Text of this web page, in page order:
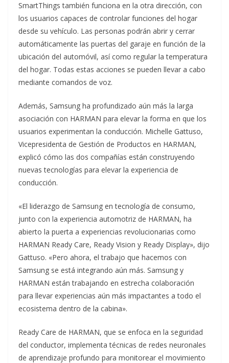
SmartThings también funciona en la otra dirección, con
los usuarios capaces de controlar funciones del hogar
desde su vehículo. Las personas podrán abrir y cerrar
automáticamente las puertas del garaje en función de la
ubicación del automóvil, así como regular la temperatura
del hogar. Todas estas acciones se pueden llevar a cabo
mediante comandos de voz.
Además, Samsung ha profundizado aún más la larga
asociación con HARMAN para elevar la forma en que los
usuarios experimentan la conducción. Michelle Gattuso,
Vicepresidenta de Gestión de Productos en HARMAN,
explicó cómo las dos compañías están construyendo
nuevas tecnologías para elevar la experiencia de
conducción.
«El liderazgo de Samsung en tecnología de consumo,
junto con la experiencia automotriz de HARMAN, ha
abierto la puerta a experiencias revolucionarias como
HARMAN Ready Care, Ready Vision y Ready Display», dijo
Gattuso. «Pero ahora, el trabajo que hacemos con
Samsung se está integrando aún más. Samsung y
HARMAN están trabajando en estrecha colaboración
para llevar experiencias aún más impactantes a todo el
ecosistema dentro de la cabina».
Ready Care de HARMAN, que se enfoca en la seguridad
del conductor, implementa técnicas de redes neuronales
de aprendizaje profundo para monitorear el movimiento